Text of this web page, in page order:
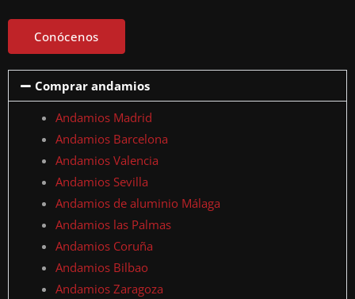
Conócenos
Comprar andamios
Andamios Madrid
Andamios Barcelona
Andamios Valencia
Andamios Sevilla
Andamios de aluminio Málaga
Andamios las Palmas
Andamios Coruña
Andamios Bilbao
Andamios Zaragoza